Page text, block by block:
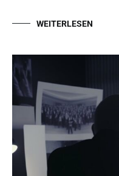
WEITERLESEN